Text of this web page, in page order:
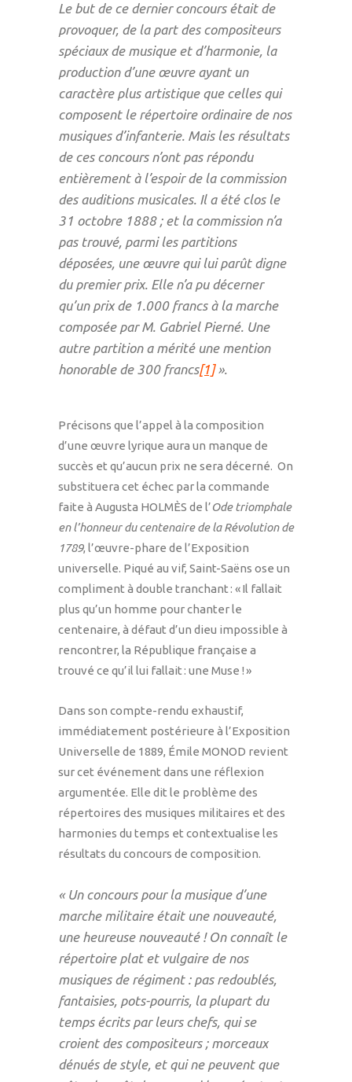
Le but de ce dernier concours était de
provoquer, de la part des compositeurs
spéciaux de musique et d’harmonie, la
production d’une œuvre ayant un
caractère plus artistique que celles qui
composent le répertoire ordinaire de nos
musiques d’infanterie. Mais les résultats
de ces concours n’ont pas répondu
entièrement à l’espoir de la commission
des auditions musicales. Il a été clos le
31 octobre 1888 ; et la commission n’a
pas trouvé, parmi les partitions
déposées, une œuvre qui lui parût digne
du premier prix. Elle n’a pu décerner
qu’un prix de 1.000 francs à la marche
composée par M. Gabriel Pierné. Une
autre partition a mérité une mention
honorable de 300 francs[1]».
Précisons que l’appel à la composition
d’une œuvre lyrique aura un manque de
succès et qu’aucun prix ne sera décerné. On
substituera cet échec par la commande
faite à Augusta HOLMÈS de l’Ode triomphale
en l’honneur du centenaire de la Révolution de
1789, l’œuvre-phare de l’Exposition
universelle. Piqué au vif, Saint-Saëns ose un
compliment à double tranchant : « Il fallait
plus qu’un homme pour chanter le
centenaire, à défaut d’un dieu impossible à
rencontrer, la République française a
trouvé ce qu’il lui fallait : une Muse ! »
Dans son compte-rendu exhaustif,
immédiatement postérieure à l’Exposition
Universelle de 1889, Émile MONOD revient
sur cet événement dans une réflexion
argumentée. Elle dit le problème des
répertoires des musiques militaires et des
harmonies du temps et contextualise les
résultats du concours de composition.
« Un concours pour la musique d’une
marche militaire était une nouveauté,
une heureuse nouveauté ! On connaît le
répertoire plat et vulgaire de nos
musiques de régiment : pas redoublés,
fantaisies, pots-pourris, la plupart du
temps écrits par leurs chefs, qui se
croient des compositeurs ; morceaux
dénués de style, et qui ne peuvent que